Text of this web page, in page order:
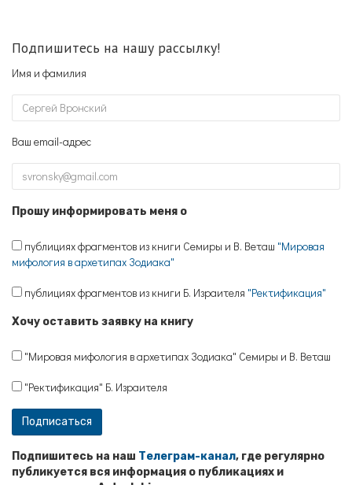
Подпишитесь на нашу рассылку!
Имя и фамилия
Ваш email-адрес
Прошу информировать меня о
публициях фрагментов из книги Семиры и В. Веташ "Мировая
мифология в архетипах Зодиака"
публициях фрагментов из книги Б. Израителя "Ректификация"
Хочу оставить заявку на книгу
"Мировая мифология в архетипах Зодиака" Семиры и В. Веташ
"Ректификация" Б. Израителя
Подпишитесь на наш Телеграм-канал, где регулярно
публикуется вся информация о публикациях и